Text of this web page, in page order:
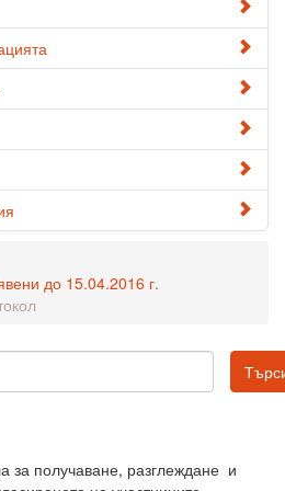
до 15.04.2016 г.
за получаване, разглеждане и